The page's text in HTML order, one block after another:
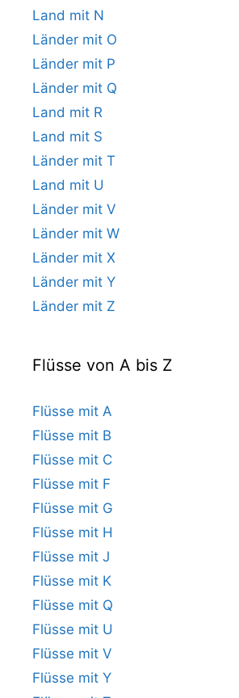
Land mit N
Länder mit O
Länder mit P
Länder mit Q
Land mit R
Land mit S
Länder mit T
Land mit U
Länder mit V
Länder mit W
Länder mit X
Länder mit Y
Länder mit Z
Flüsse von A bis Z
Flüsse mit A
Flüsse mit B
Flüsse mit C
Flüsse mit F
Flüsse mit G
Flüsse mit H
Flüsse mit J
Flüsse mit K
Flüsse mit Q
Flüsse mit U
Flüsse mit V
Flüsse mit Y